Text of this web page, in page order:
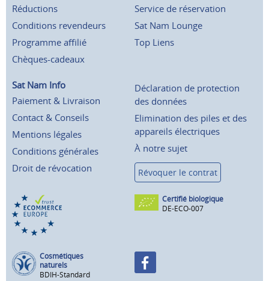
Réductions
Conditions revendeurs
Programme affilié
Chèques-cadeaux
Service de réservation
Sat Nam Lounge
Top Liens
Sat Nam Info
Paiement & Livraison
Contact & Conseils
Mentions légales
Conditions générales
Droit de révocation
Déclaration de protection
des données
Elimination des piles et des
appareils électriques
À notre sujet
Révoquer le contrat
Certifié biologique
DE-ECO-007
Cosmétiques
naturels
BDIH-Standard